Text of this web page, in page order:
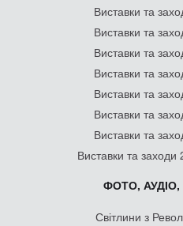
Виставки та
Виставки та
Виставки та
Виставки та
Виставки та
Виставки та
Виставки та
Виставки та заходи
ФОТО, АУДІО,
Світлини з